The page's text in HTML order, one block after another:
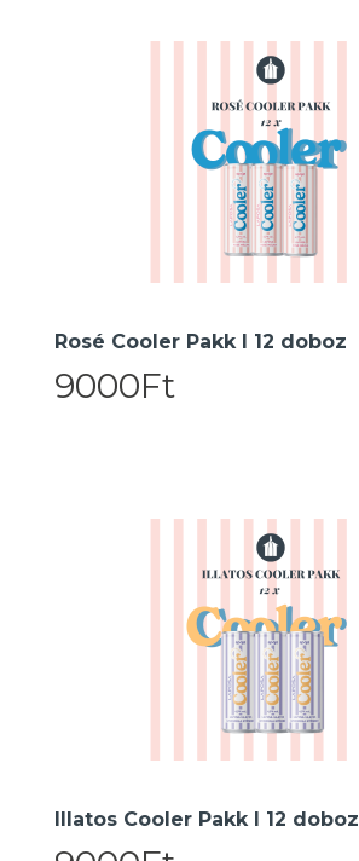
Rosé Cooler Pakk I 12 doboz
9000Ft
Illatos Cooler Pakk I 12 doboz